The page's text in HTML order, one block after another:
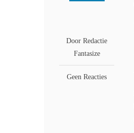
Door Redactie
Fantasize
Geen Reacties